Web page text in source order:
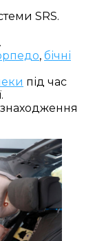
SRS.
, бічні
під час